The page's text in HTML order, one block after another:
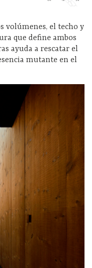
volúmenes, el techo y
que define ambos
ayuda a rescatar el
mutante en el